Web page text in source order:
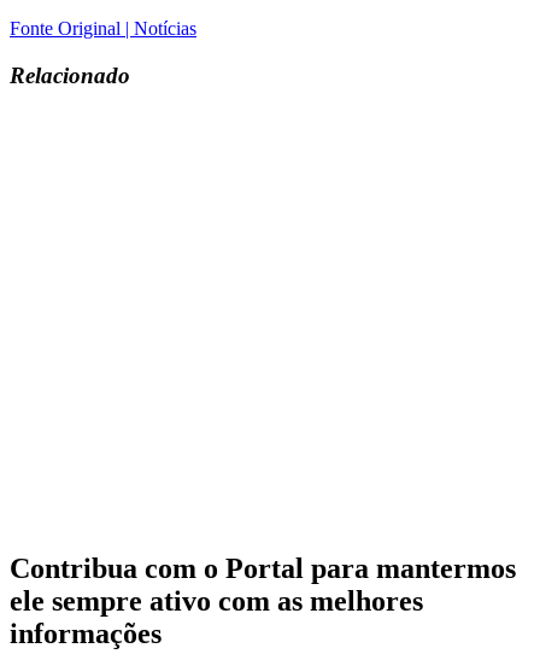
Fonte Original | Notícias
Relacionado
Contribua com o Portal para mantermos
ele sempre ativo com as melhores
informações